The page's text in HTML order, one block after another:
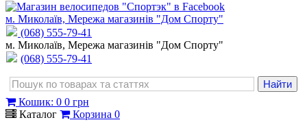
м. Миколаїв, Мережа магазинів "Дом Спорту"
(068) 555-79-41
м. Миколаїв, Мережа магазинів "Дом Спорту"
(068) 555-79-41
Кошик: 0 0 грн
Каталог
Корзина 0